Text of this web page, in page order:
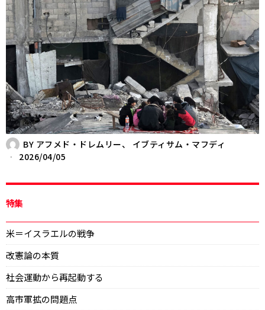
BY アフメド・ドレムリー、 イブティサム・マフディ
2026/04/05
特集
米＝イスラエルの戦争
改憲論の本質
社会運動から再起動する
高市軍拡の問題点